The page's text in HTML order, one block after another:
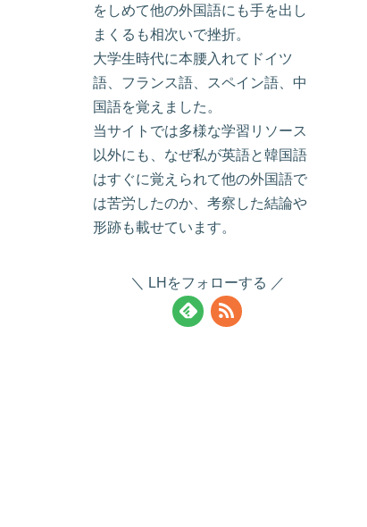
をしめて他の外国語にも手を出し
まくるも相次いで挫折。
大学生時代に本腰入れてドイツ
語、フランス語、スペイン語、中
国語を覚えました。
当サイトでは多様な学習リソース
以外にも、なぜ私が英語と韓国語
はすぐに覚えられて他の外国語で
は苦労したのか、考察した結論や
形跡も載せています。
LHをフォローする